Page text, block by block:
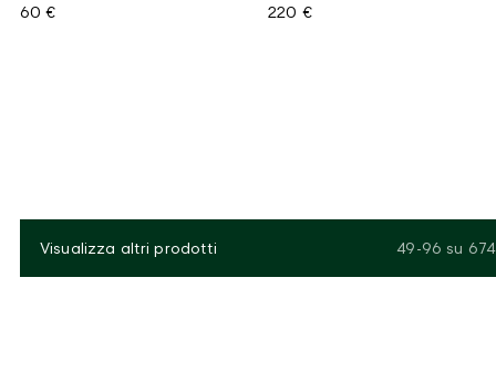
60 € 220 €
Visualizza altri prodotti 49-96 su 674